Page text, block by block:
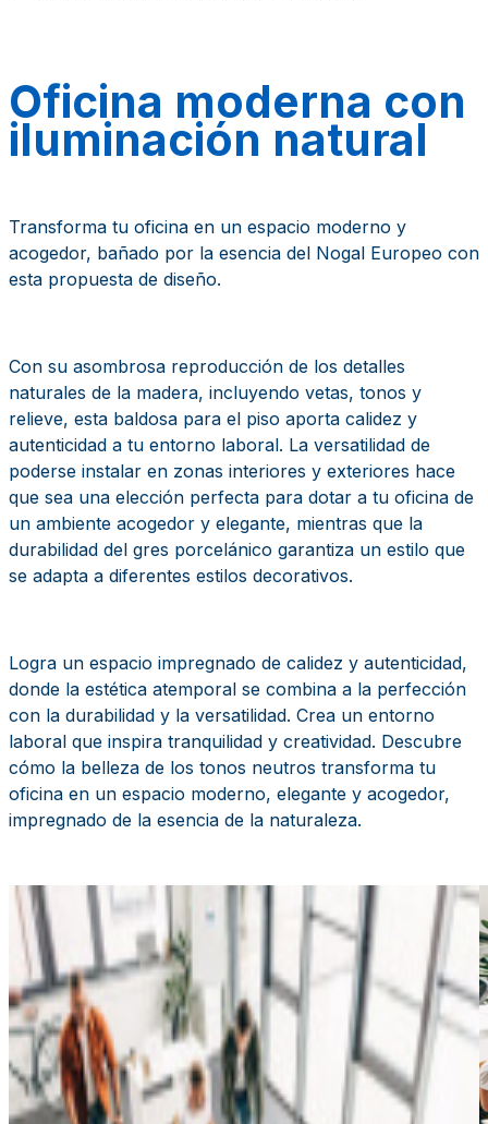
Oficina moderna con
iluminación natural
Transforma tu oficina en un espacio moderno y
acogedor, bañado por la esencia del Nogal Europeo con
esta propuesta de diseño.
Con su asombrosa reproducción de los detalles
naturales de la madera, incluyendo vetas, tonos y
relieve, esta baldosa para el piso aporta calidez y
autenticidad a tu entorno laboral. La versatilidad de
poderse instalar en zonas interiores y exteriores hace
que sea una elección perfecta para dotar a tu oficina de
un ambiente acogedor y elegante, mientras que la
durabilidad del gres porcelánico garantiza un estilo que
se adapta a diferentes estilos decorativos.
Logra un espacio impregnado de calidez y autenticidad,
donde la estética atemporal se combina a la perfección
con la durabilidad y la versatilidad. Crea un entorno
laboral que inspira tranquilidad y creatividad. Descubre
cómo la belleza de los tonos neutros transforma tu
oficina en un espacio moderno, elegante y acogedor,
impregnado de la esencia de la naturaleza.